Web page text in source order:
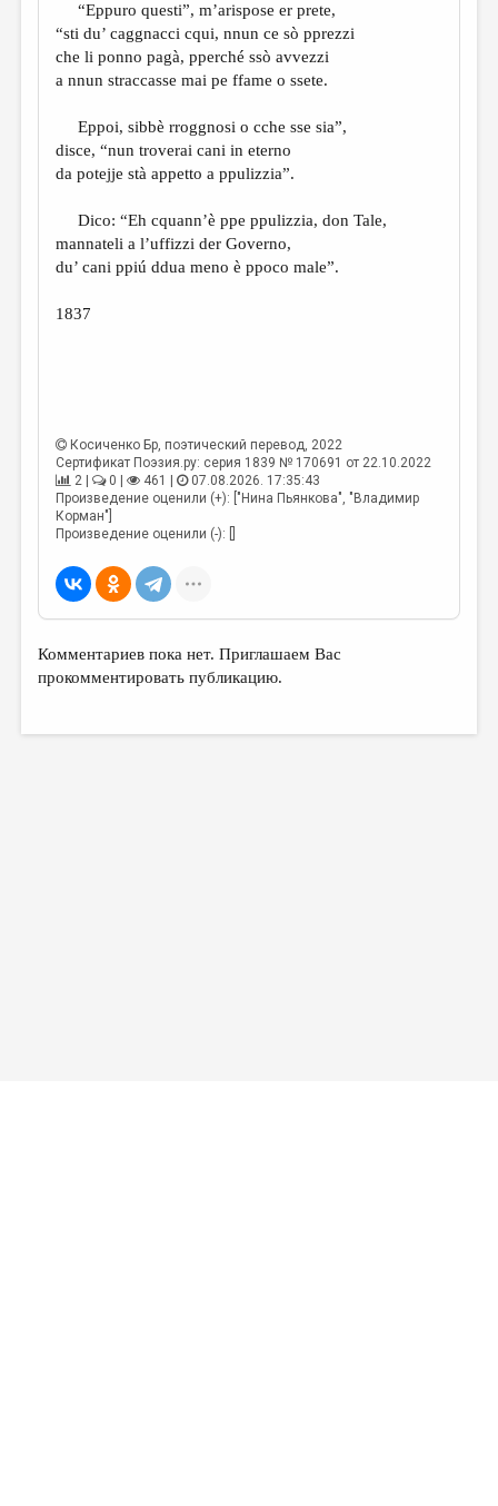
МАЛАЯ ПРОЗА
ЭССЕИСТИКА
ЛИТЕРАТУРОВЕДЕНИЕ
КУЛЬТУРОВЕДЕНИЕ
ПУБЛИЦИСТИКА
РЕЦЕНЗИРОВАНИЕ
ЦИКЛЫ ПУБЛИКАЦИЙ
“Eppuro questi”, m’arispose er prete,
“sti du’ caggnacci cqui, nnun ce sò pprezzi
che li ponno pagà, pperché ssò avvezzi
a nnun straccasse mai pe ffame o ssete.
Eppoi, sibbè rroggnosi o cche sse sia”,
disce, “nun troverai cani in eterno
da potejje stà appetto a ppulizzia”.
Dico: “Eh cquann’è ppe ppulizzia, don Tale,
mannateli a l’uffizzi der Governo,
du’ cani ppiú ddua meno è ppoco male”.
1837
Косиченко Бр, поэтический перевод, 2022
Сертификат Поэзия.ру: серия 1839 № 170691 от 22.10.2022
2 |
0 | 461 |
07.08.2026. 17:35:43
Произведение оценили (+): ["Нина Пьянкова", "Владимир
Корман"]
Произведение оценили (-): []
Комментариев пока нет. Приглашаем Вас
прокомментировать публикацию.